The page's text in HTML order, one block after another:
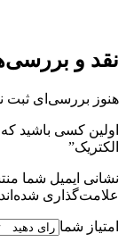
نقد و
هنوز بررسی‌ای
الکتریک”
نشانی ایمیل شما
علامت‌گذاری شده‌اند
امتیاز شما